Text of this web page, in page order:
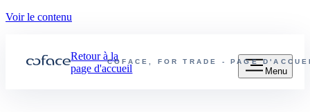
Voir le contenu
COFACE, FOR TRADE - PAGE
Retour à la
page d'accueil
Menu